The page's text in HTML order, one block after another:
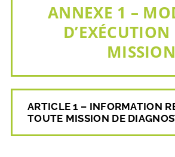
ANNEXE 1 –
MISSION
ARTICLE 1 – INFORMATION
TOUTE MISSION DE